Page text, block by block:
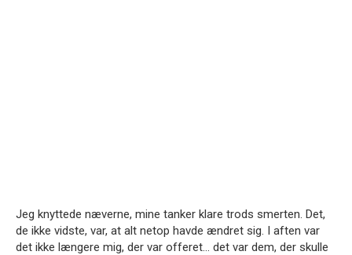
Jeg knyttede næverne, mine tanker klare trods smerten. Det,
de ikke vidste, var, at alt netop havde ændret sig. I aften var
det ikke længere mig, der var offeret… det var dem, der skulle